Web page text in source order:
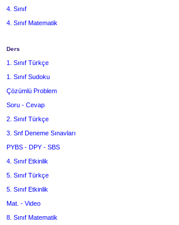
4. Sınıf
4. Sınıf Matematik
Ders
1. Sınıf Türkçe
1. Sınıf Sudoku
Çözümlü Problem
Soru - Cevap
2. Sınıf Türkçe
3. Snf Deneme Sınavları
PYBS - DPY - SBS
4. Sınıf Etkinlik
5. Sınıf Türkçe
5. Sınıf Etkinlik
Mat. - Video
8. Sınıf Matematik